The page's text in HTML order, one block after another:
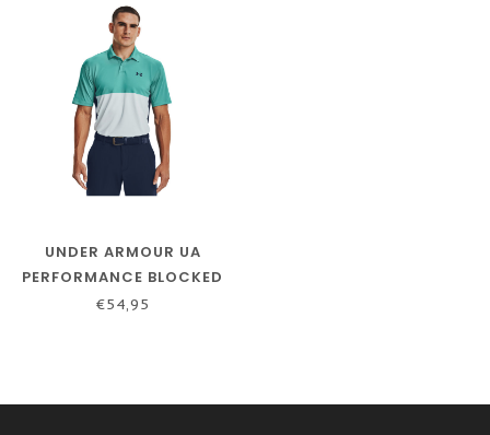
UNDER ARMOUR UA
PERFORMANCE BLOCKED
POLO-NEPTUNE / SEA
€54,95